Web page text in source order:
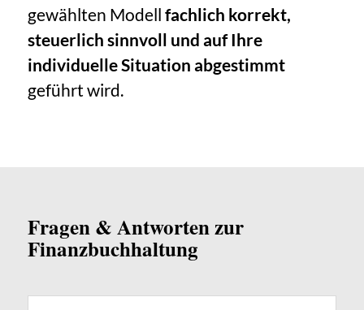
gewählten Modell fachlich korrekt,
steuerlich sinnvoll und auf Ihre
individuelle Situation abgestimmt
geführt wird.
Fragen & Antworten zur
Finanzbuchhaltung